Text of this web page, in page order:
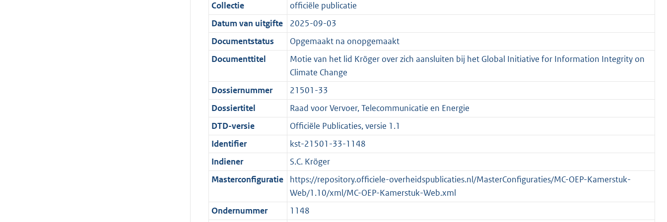
i
e
i
n
o
r
m
a
a
t
3
6
K
b
t
i
e
i
f
o
r
m
a
a
t
:
7
K
b
a
t
i
e
n
f
o
r
m
a
a
t
e
:
5
K
c
a
t
i
i
n
f
o
r
m
a
a
t
e
:
6
b
d
s
g
r
o
o
t
t
e
:
3
K
b
n
d
s
g
r
o
t
t
e
2
K
b
Collectie
officiële publicatie
Datum van uitgifte
2025-09-03
Documentstatus
Opgemaakt na onopgemaakt
Documenttitel
Motie van het lid Kröger over zich aansluiten bij het Global Initiative for Information Integrity on
Climate Change
Dossiernummer
21501-33
Dossiertitel
Raad voor Vervoer, Telecommunicatie en Energie
DTD-versie
Officiële Publicaties, versie 1.1
Identifier
kst-21501-33-1148
Indiener
S.C. Kröger
Masterconfiguratie
https://repository.officiele-overheidspublicaties.nl/MasterConfiguraties/MC-OEP-Kamerstuk-
Web/1.10/xml/MC-OEP-Kamerstuk-Web.xml
Ondernummer
1148